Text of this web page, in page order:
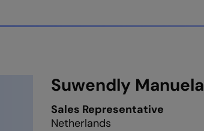
Suwendly Manuela
Sales Representative
Netherlands